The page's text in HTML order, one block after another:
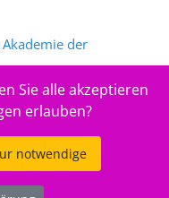
der
Portalswww.sciences-
Sie alle akzeptieren
erlauben?
notwendige